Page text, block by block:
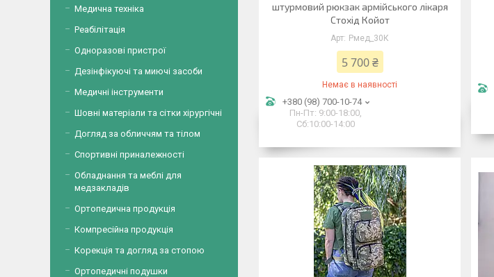
штурмовий рюкзак армійського лікаря
Стохід Койот
Рмед_30К
5 700 ₴
Немає в наявності
+380 (98) 700-10-74
Пн-Пт: 9:00-18:00,
Сб:10:00-14:00
Медична техніка
Реабілітація
Одноразові пристрої
Дезінфікуючі та миючі засоби
Медичні інструменти
Шовні матеріали та сітки хірургічні
Догляд за обличчям та тілом
Спортивні приналежності
Обладнання та меблі для
медзакладів
Ортопедична продукція
Компресійна продукція
Корекція та догляд за стопою
Ортопедичні подушки